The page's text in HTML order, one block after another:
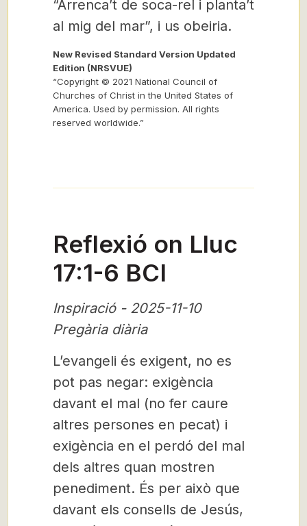
“Arrenca’t de soca-rel i planta’t
al mig del mar”, i us obeiria.
New Revised Standard Version Updated
Edition (NRSVUE)
“Copyright © 2021 National Council of
Churches of Christ in the United States of
America. Used by permission. All rights
reserved worldwide.”
Reflexió on Lluc
17:1-6 BCI
Inspiració - 2025-11-10
Pregària diària
L’evangeli és exigent, no es
pot pas negar: exigència
davant el mal (no fer caure
altres persones en pecat) i
exigència en el perdó del mal
dels altres quan mostren
penediment. És per això que
davant els consells de Jesús,